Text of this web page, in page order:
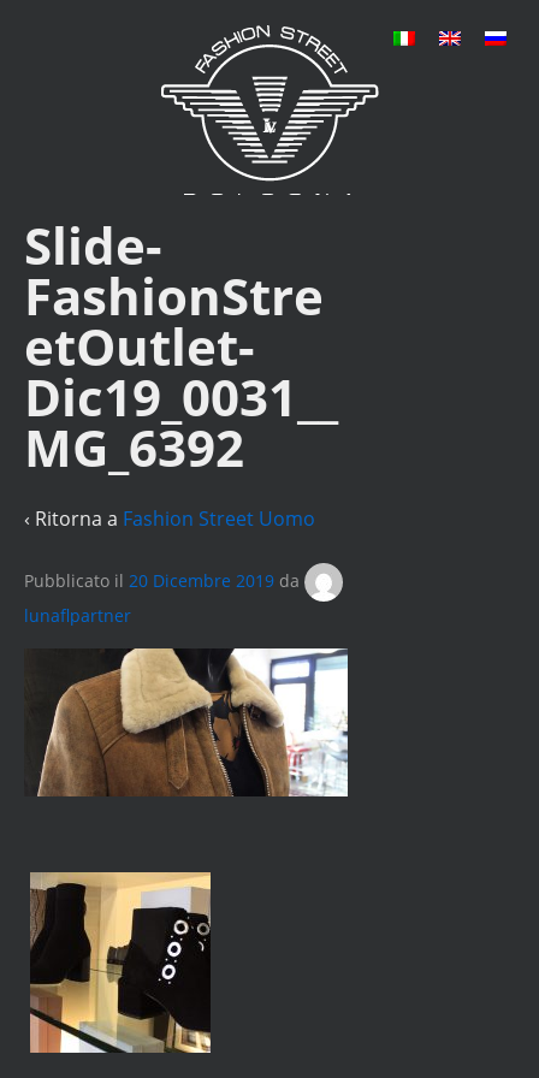
Slide-
FashionStre
etOutlet-
Dic19_0031__
MG_6392
‹ Ritorna a Fashion Street Uomo
Pubblicato il 20 Dicembre 2019 da
lunaflpartner